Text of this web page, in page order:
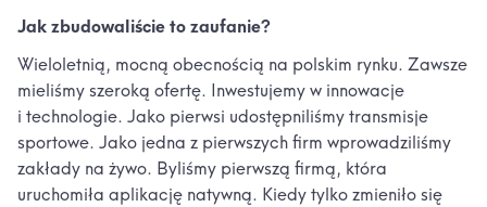
Jak zbudowaliście to zaufanie?
Wieloletnią, mocną obecnością na polskim rynku. Zawsze
mieliśmy szeroką ofertę. Inwestujemy w innowacje
i technologie. Jako pierwsi udostępniliśmy transmisje
sportowe. Jako jedna z pierwszych firm wprowadziliśmy
zakłady na żywo. Byliśmy pierwszą firmą, która
uruchomiła aplikację natywną. Kiedy tylko zmieniło się